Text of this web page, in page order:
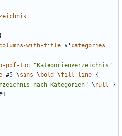
{
with-title #' categories
pdf-toc
"Kategorienverzeichnis"
#5 \sans \ bold \fill-line {
nach Kategorien" \null
}
1